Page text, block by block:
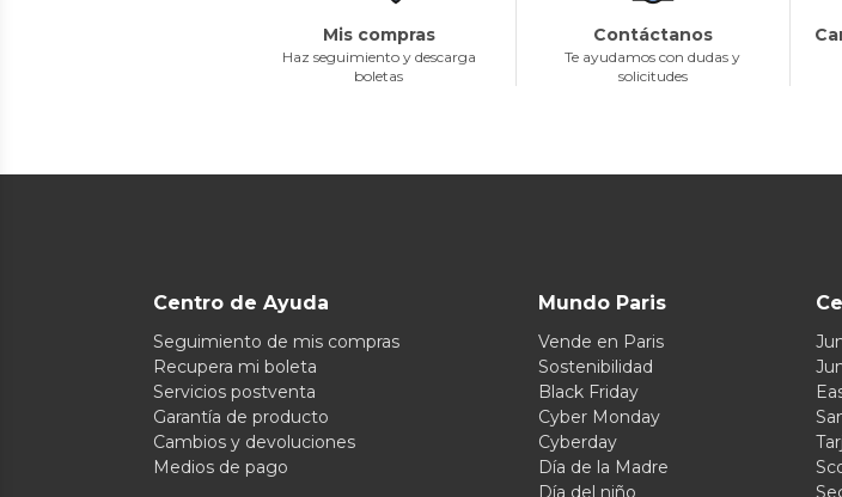
Mis compras
Haz seguimiento y descarga
boletas
Contáctanos
Te ayudamos con dudas y
solicitudes
Centro de Ayuda
Seguimiento de mis compras
Recupera mi boleta
Servicios postventa
Garantía de producto
Cambios y devoluciones
Medios de pago
Mundo Paris
Vende en Paris
Sostenibilidad
Black Friday
Cyber Monday
Cyberday
Día de la Madre
Día del niño